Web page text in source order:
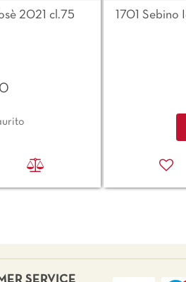
2021 cl.75 1701
SERVICE